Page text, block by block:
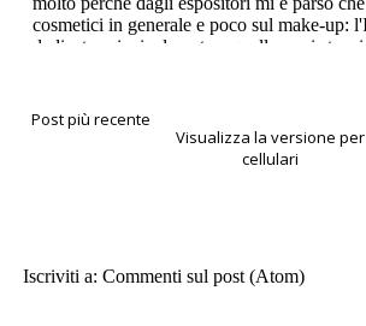
Post più recente
Visualizza la versione per
cellulari
Iscriviti a:Commenti sul post (Atom)